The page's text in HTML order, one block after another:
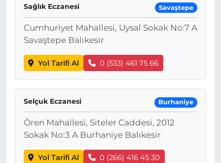
Sağlık Eczanesi Savaştepe
Cumhuriyet Mahallesi, Uysal Sokak No:7 A
Savaştepe Balıkesir
Yol Tarifi Al 0 (533) 461 75 66
Selçuk Eczanesi Burhaniye
Ören Mahallesi, Siteler Caddesi, 2012
Sokak No:3 A Burhaniye Balıkesir
Yol Tarifi Al 0 (266) 416 45 30